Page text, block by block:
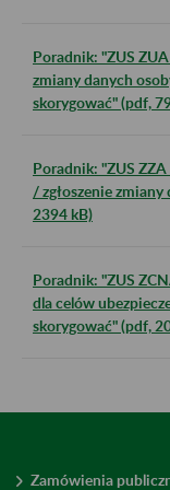
Poradnik: "ZUS
zmiany danych
skorygować" (pdf,
Poradnik: "ZUS
/ zgłoszenie
2394 kB)
Poradnik: "ZUS
dla celów
skorygować" (pdf,
Zamówienia